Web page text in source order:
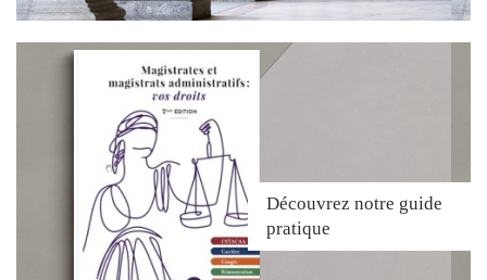
Découvrez notre guide
pratique